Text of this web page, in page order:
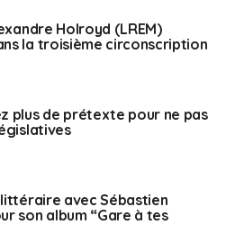
Holroyd (LREM)
la troisième circonscription
plus de prétexte pour ne pas
avec Sébastien
son album “Gare à tes